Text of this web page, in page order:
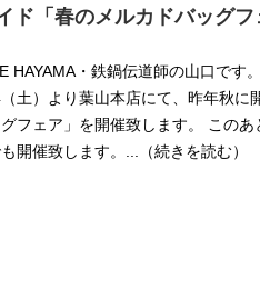
ド「春のメルカドバッグフ
HAYAMA・鉄鍋伝道師の山口です
土）より葉山本店にて、昨年秋に
フェア」を開催致します。 このあ
開催致します。...（続きを読む）